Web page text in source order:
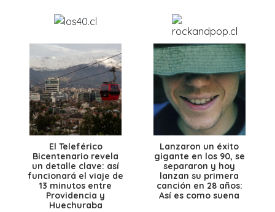
El Teleférico
Bicentenario revela
un detalle clave: así
funcionará el viaje de
13 minutos entre
Providencia y
Huechuraba
Lanzaron un éxito
gigante en los 90, se
separaron y hoy
lanzan su primera
canción en 28 años:
Así es como suena